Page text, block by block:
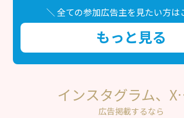
＼ 全ての参加広告主を見たい方は
もっと見る
インスタグラム、
広告掲載するなら